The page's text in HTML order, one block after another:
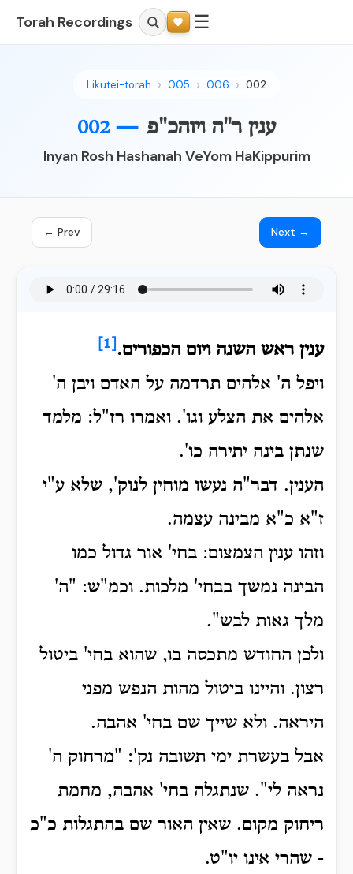
Torah Recordings ☰
Likutei-torah 005 006 002
002 — ענין ר"ה ויוהכ"פ
Inyan Rosh Hashanah VeYom HaKippurim
← Prev Next →
ענין ראש השנה ויום הכפורים.
ויפל ה' אלהים תרדמה על האדם ויבן ה'
אלהים את הצלע וגו'. ואמרו רז"ל: מלמד
שנתן בינה יתירה כו'.
הענין. דבר"ה נעשו מוחין לנוק', שלא ע"י
ז"א כ"א מבינה עצמה.
וזהו ענין הצמצום: בחי' אור גדול כמו
הבינה נמשך בבחי' מלכות. וכמ"ש: "ה'
מלך גאות לבש".
ולכן החודש מתכסה בו, שהוא בחי' ביטול
רצון. והיינו ביטול מהות הנפש מפני
היראה. ולא שייך שם בחי' אהבה.
אבל בעשרת ימי תשובה נק': "מרחוק ה'
נראה לי". שנתגלה בחי' אהבה, מחמת
ריחוק מקום. שאין האור שם בהתגלות כ"כ
- שהרי אינו יו"ט.